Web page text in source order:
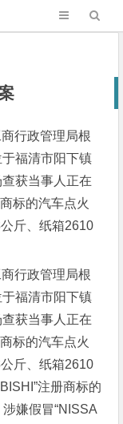
行政管理局根
福清市阳下镇
获当事人正在
标的汽车点火
斤、纸箱2610
行政管理局根
福清市阳下镇
获当事人正在
标的汽车点火
斤、纸箱2610
注册商标的
嫌假冒“NISSA